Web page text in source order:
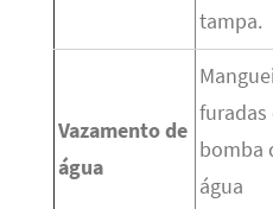
tampa.
Vazamento de
água
furadas
bomba
água